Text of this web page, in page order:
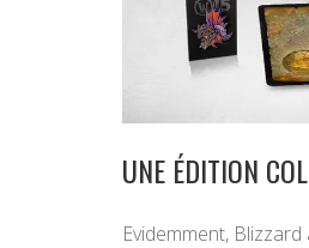
UNE ÉDITION
Evidemment,